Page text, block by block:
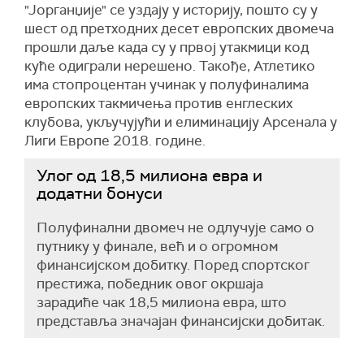
"Јорганџије" се уздају у историју, пошто су у
шест од претходних десет европских двомеча
прошли даље када су у првој утакмици код
куће одиграли нерешено. Такође, Атлетико
има стопроцентан учинак у полуфиналима
европских такмичења против енглеских
клубова, укључујући и елиминацију Арсенала у
Лиги Европе 2018. године.
Улог од 18,5 милиона евра и
додатни бонуси
Полуфинални двомеч не одлучује само о
путнику у финале, већ и о огромном
финансијском добитку. Поред спортског
престижа, победник овог окршаја
зарадиће чак 18,5 милиона евра, што
представља значајан финансијски добитак.